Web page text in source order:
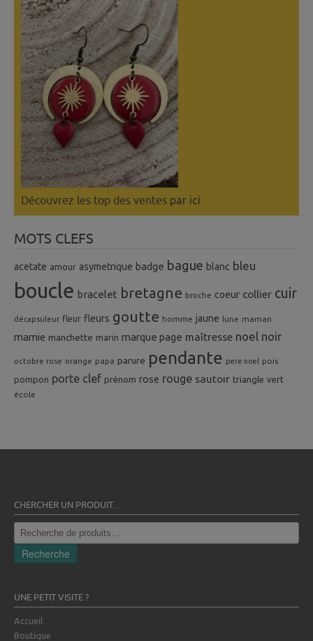
Découvrez les top des ventes par ici
MOTS CLEFS
acetate amour asymetrique badge bague blanc bleu
boucle bracelet bretagne broche coeur collier cuir
décapsuleur fleur fleurs goutte homme jaune lune maman
mamie manchette marin marque page maîtresse noel noir
octobre rose orange papa parure pendante pere noel pois
pompon porte clef prénom rose rouge sautoir triangle vert
école
CHERCHER UN PRODUIT…
Recherche
pour :
Recherche
UNE PETIT VISITE ?
Accueil
Boutique